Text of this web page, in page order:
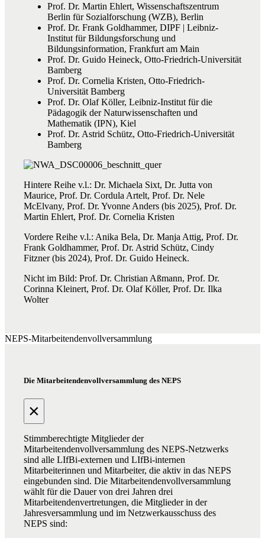
Prof. Dr. Martin Ehlert, Wissenschaftszentrum
Berlin für Sozialforschung (WZB), Berlin
Prof. Dr. Frank Goldhammer, DIPF | Leibniz-
Institut für Bildungsforschung und
Bildungsinformation, Frankfurt am Main
Prof. Dr. Guido Heineck, Otto-Friedrich-Universität
Bamberg
Prof. Dr. Cornelia Kristen, Otto-Friedrich-
Universität Bamberg
Prof. Dr. Olaf Köller, Leibniz-Institut für die
Pädagogik der Naturwissenschaften und
Mathematik (IPN), Kiel
Prof. Dr. Astrid Schütz, Otto-Friedrich-Universität
Bamberg
Hintere Reihe v.l.: Dr. Michaela Sixt, Dr. Jutta von
Maurice, Prof. Dr. Cordula Artelt, Prof. Dr. Nele
McElvany, Prof. Dr. Yvonne Anders (bis 2025), Prof. Dr.
Martin Ehlert, Prof. Dr. Cornelia Kristen
Vordere Reihe v.l.: Anika Bela, Dr. Manja Attig, Prof. Dr.
Frank Goldhammer, Prof. Dr. Astrid Schütz, Cindy
Fitzner (bis 2024), Prof. Dr. Guido Heineck.
Nicht im Bild: Prof. Dr. Christian Aßmann, Prof. Dr.
Corinna Kleinert, Prof. Dr. Olaf Köller, Prof. Dr. Ilka
Wolter
NEPS-Mitarbeitendenvollversammlung
Die Mitarbeitendenvollversammlung des NEPS
×
Stimmberechtigte Mitglieder der
Mitarbeitendenvollversammlung des NEPS-Netzwerks
sind alle LIfBi-externen und LIfBi-internen
Mitarbeiterinnen und Mitarbeiter, die aktiv in das NEPS
eingebunden sind. Die Mitarbeitendenvollversammlung
wählt für die Dauer von drei Jahren drei
Mitarbeitendenvertretungen, die Mitglieder in der
Jahresversammlung und im Netzwerkausschuss des
NEPS sind: